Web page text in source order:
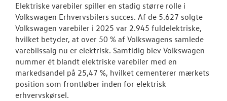
Elektriske varebiler spiller en stadig større rolle i
Volkswagen Erhvervsbilers succes. Af de 5.627 solgte
Volkswagen varebiler i 2025 var 2.945 fuldelektriske,
hvilket betyder, at over 50 % af Volkswagens samlede
varebilssalg nu er elektrisk. Samtidig blev Volkswagen
nummer ét blandt elektriske varebiler med en
markedsandel på 25,47 %, hvilket cementerer mærkets
position som frontløber inden for elektrisk
erhvervskørsel.